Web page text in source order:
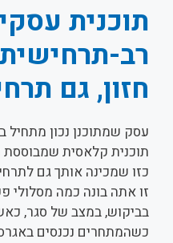
תוכנית
רב-
חזון, גם
עסק שמתוכנן נכון
תוכנית קלאסית
כזו שמכינה אותך גם
זו אתה בונה כמה מסלולי
בביקוש, במצב של סגר,
כשהמתחרים נכנסים